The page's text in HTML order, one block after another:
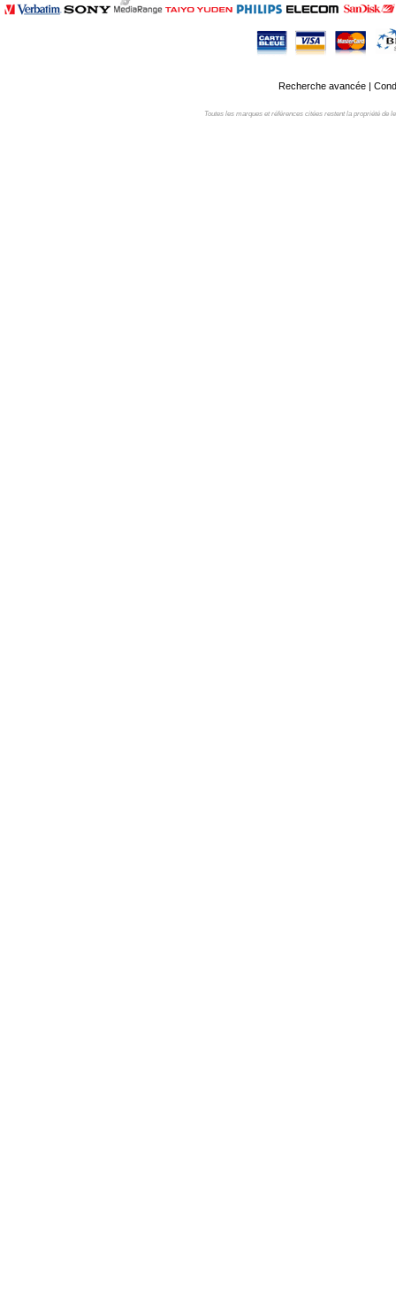
Recherche avancée|
Toutes les marques et références citées restent la propriété de